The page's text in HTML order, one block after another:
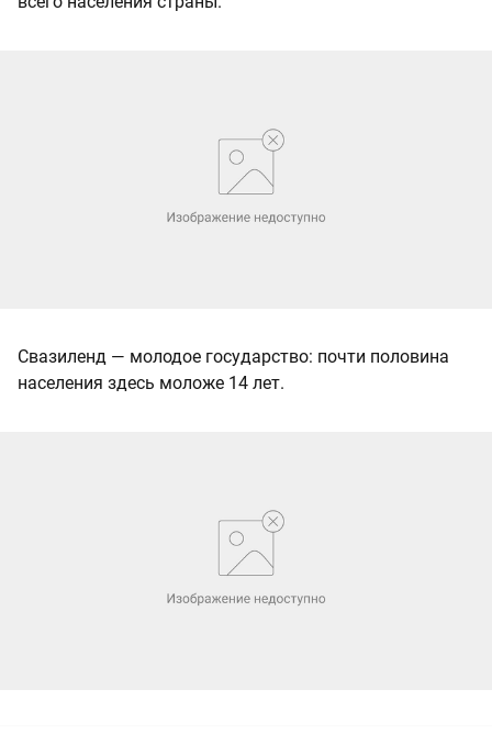
Свазиленд — молодое государство: почти половина
населения здесь моложе 14 лет.